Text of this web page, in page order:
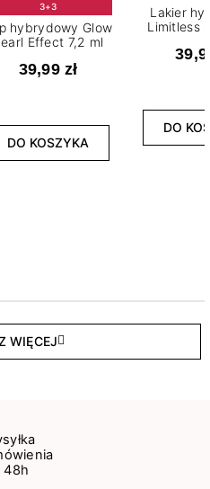
3+3
hybrydowy Glow
Effect 7,2 ml
39,99 zł
DO KOSZYKA
Lakier
Limitless
DO
WIĘCEJ